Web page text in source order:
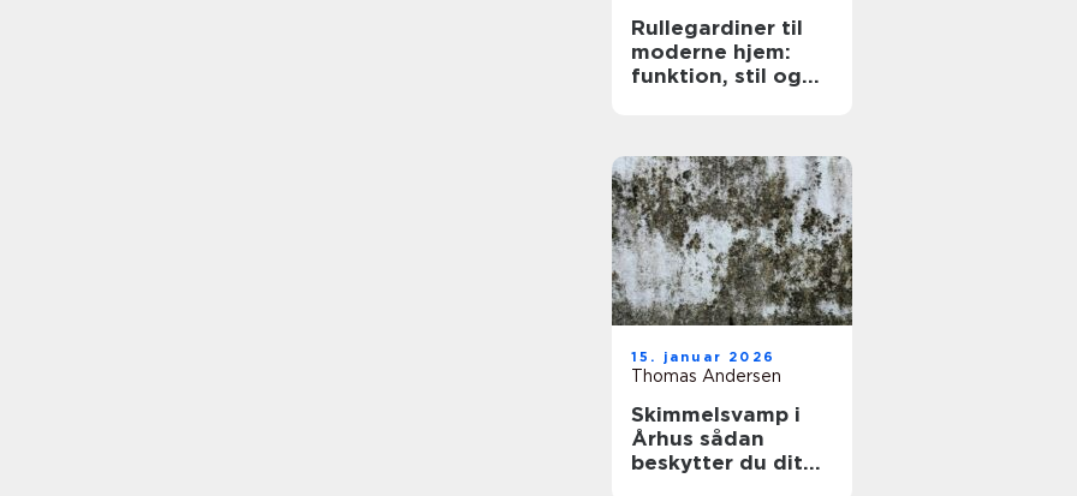
Rullegardiner til
moderne hjem:
funktion, stil og
15. januar 2026
Thomas Andersen
Skimmelsvamp i
Århus sådan
beskytter du dit